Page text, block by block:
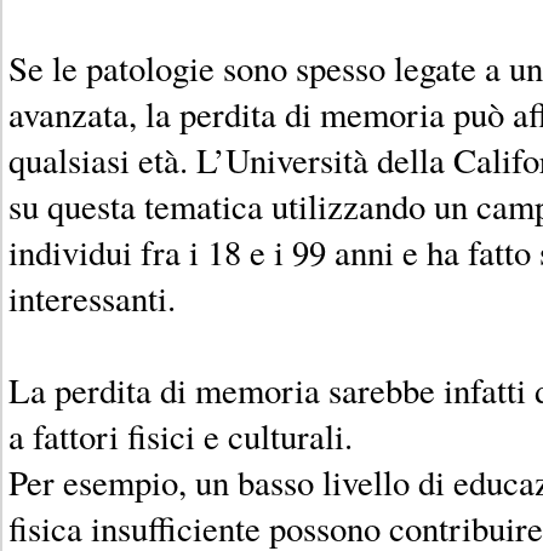
Se le patologie sono spesso legate a
avanzata, la perdita di memoria può
qualsiasi età. L’Università della
su questa tematica utilizzando un
individui fra i 18 e i 99 anni e ha fatto
interessanti.
La perdita di memoria sarebbe infatti
a fattori fisici e culturali.
Per esempio, un basso livello di
fisica insufficiente possono